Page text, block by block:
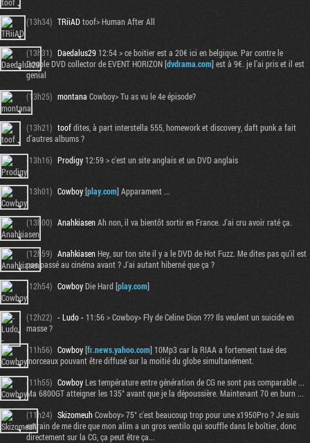
(13h34) TRiiADtoof> Human After All
(13h31) Daedalus29 12:54 > ce boitier est a 20€ ici en belgique. Par contre le
Double DVD collector de EVENT HORIZON [dvdrama.com] est à 9€. je l'ai pris et il est
genial
(13h25) montana Cowboy> Tu as vu le 4e épisode?
(13h21) toofdites, à part interstella 555, homework et discovery, daft punk a fait
d'autres albums ?
(13h16) Prodigy12:59 > c'est un site anglais et un DVD anglais
(13h01) Cowboy[play.com] Apparament ...
(13h00) AnahkiasenAh non, il va bientôt sortir en France. J'ai cru avoir raté ça.
(12h59) AnahkiasenHey, sur ton site il y a le DVD de Hot Fuzz. Me dites pas qu'il est
pas passé au cinéma avant ? J'ai autant hiberné que ça ?
(12h54) CowboyDie Hard [play.com]
(12h22) - Ludo - 11:56 > Cowboy> Fly de Celine Dion ??? Ils veulent un suicide en
masse ?
(11h56) Cowboy[fr.news.yahoo.com] 10Mp3 car la RIAA a fortement taxé des
morceaux pouvant être diffusé sur la moitié du globe simultanément.
(11h55) CowboyLes température entre génération de CG ne sont pas comparable ...
Ma 6800GT atteigner les 135° avant que je la dépoussière. Maintenant 70 en burn ...
(11h24) SkizomeuhCowboy> 75° c'est beaucoup trop pour une x1950Pro ? Je suis
entrain de me dire que mon alim a un gros ventilo qui souffle dans le boîtier, donc
directement sur la CG, ça peut être ça...